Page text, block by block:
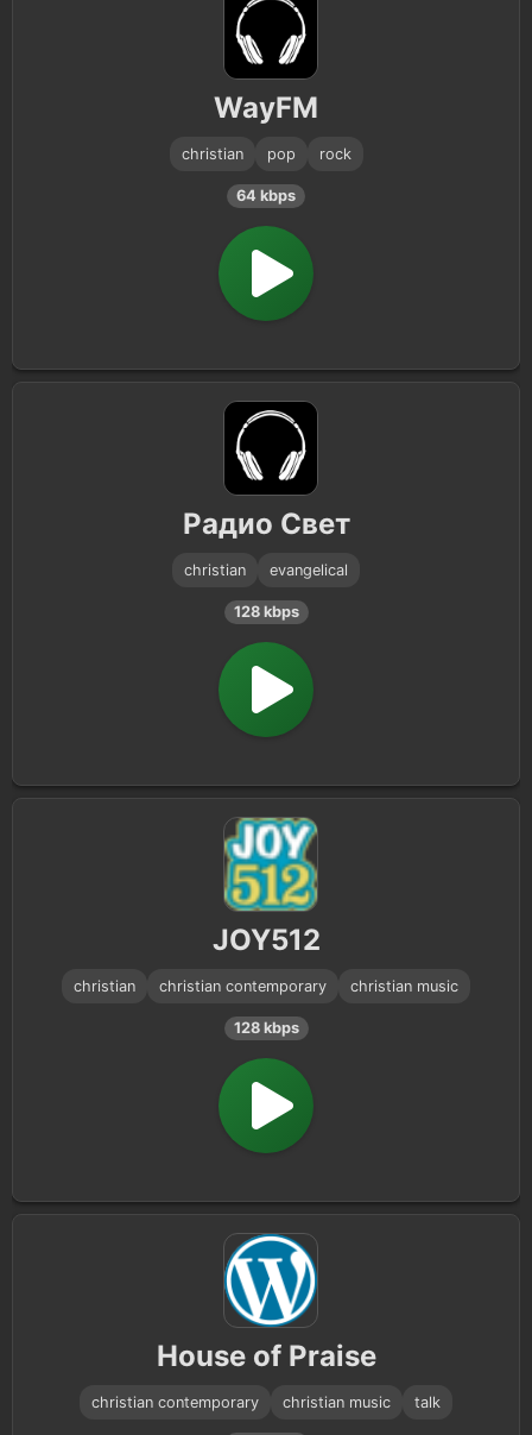
WayFM
christian pop rock
64 kbps
Радио Свет
christian evangelical
128 kbps
JOY512
christian christian contemporary christian music
128 kbps
House of Praise
christian contemporary christian music talk